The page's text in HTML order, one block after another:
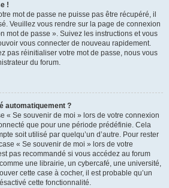
!
mot de passe ne puisse pas être récupéré, il
Veuillez vous rendre sur la page de connexion
mot de passe ». Suivez les instructions et vous
vous connecter de nouveau rapidement.
pas réinitialiser votre mot de passe, nous vous
du forum.
automatiquement ?
« Se souvenir de moi » lors de votre connexion
que pour une période prédéfinie. Cela
soit utilisé par quelqu’un d’autre. Pour rester
« Se souvenir de moi » lors de votre
pas recommandé si vous accédez au forum
une librairie, un cybercafé, une université,
cette case à cocher, il est probable qu’un
cette fonctionnalité.